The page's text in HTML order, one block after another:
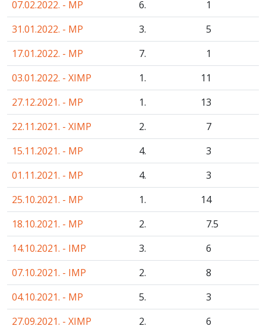
07.02.2022. - MP
6.
1
31.01.2022. - MP
3.
5
17.01.2022. - MP
7.
1
03.01.2022. - XIMP
1.
11
27.12.2021. - MP
1.
13
22.11.2021. - XIMP
2.
7
15.11.2021. - MP
4.
3
01.11.2021. - MP
4.
3
25.10.2021. - MP
1.
14
18.10.2021. - MP
2. 7.5
14.10.2021. - IMP
3.
6
07.10.2021. - IMP
2.
8
04.10.2021. - MP
5.
3
27.09.2021. - XIMP
2. 6